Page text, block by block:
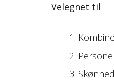
Velegnet til